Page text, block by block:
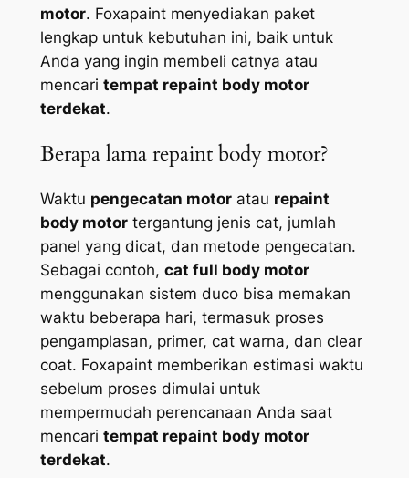
motor. Foxapaint menyediakan paket
lengkap untuk kebutuhan ini, baik untuk
Anda yang ingin membeli catnya atau
mencari tempat repaint body motor
terdekat.
Berapa lama repaint body motor?
Waktu pengecatan motoratau repaint
body motortergantung jenis cat, jumlah
panel yang dicat, dan metode pengecatan.
Sebagai contoh, cat full body motor
menggunakan sistem duco bisa memakan
waktu beberapa hari, termasuk proses
pengamplasan, primer, cat warna, dan clear
coat. Foxapaint memberikan estimasi waktu
sebelum proses dimulai untuk
mempermudah perencanaan Anda saat
mencari tempat repaint body motor
terdekat.